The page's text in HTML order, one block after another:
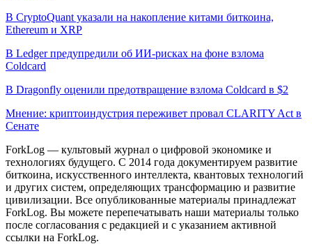
В CryptoQuant указали на накопление китами биткоина,
Ethereum и XRP
В Ledger предупредили об ИИ-рисках на фоне взлома
Coldcard
В Dragonfly оценили предотвращение взлома Coldcard в $2
Мнение: криптоиндустрия переживет провал CLARITY Act в
Сенате
ForkLog — культовый журнал о цифровой экономике и
технологиях будущего. С 2014 года документируем развитие
биткоина, искусственного интеллекта, квантовых технологий
и других систем, определяющих трансформацию и развитие
цивилизации. Все опубликованные материалы принадлежат
ForkLog. Вы можете перепечатывать наши материалы только
после согласования с редакцией и с указанием активной
ссылки на ForkLog.